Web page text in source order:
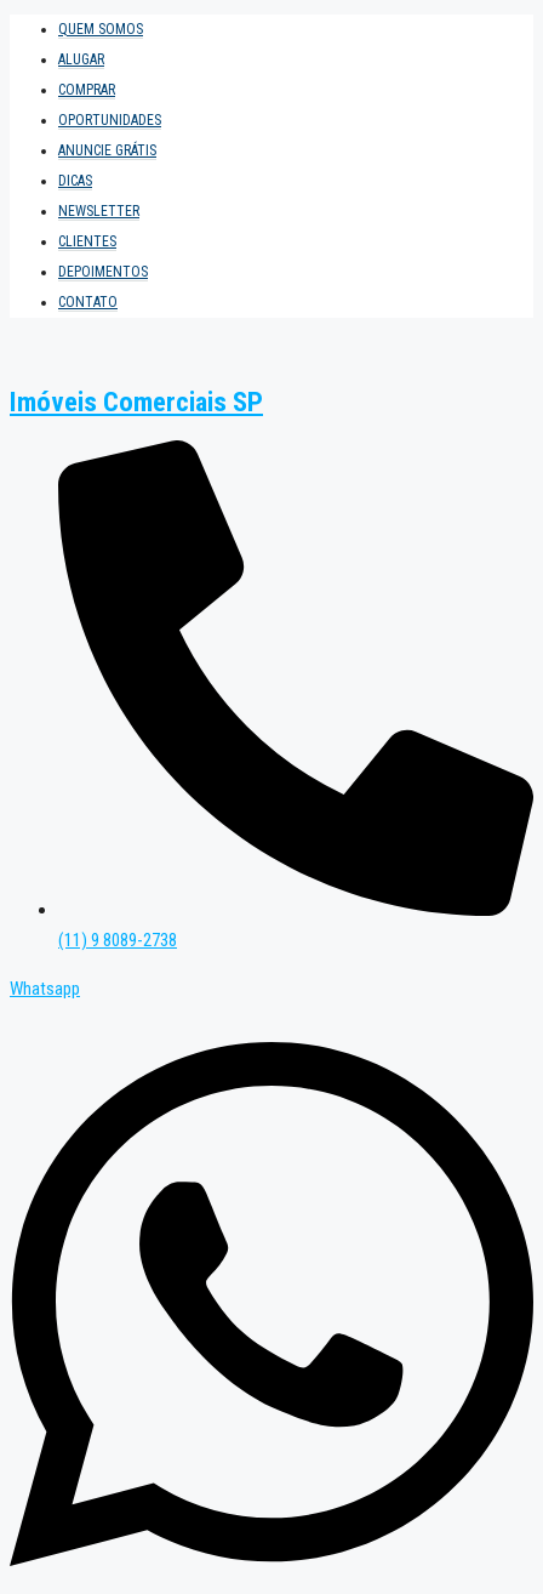
QUEM SOMOS
ALUGAR
COMPRAR
OPORTUNIDADES
ANUNCIE GRÁTIS
DICAS
NEWSLETTER
CLIENTES
DEPOIMENTOS
CONTATO
Imóveis Comerciais SP
(11) 9 8089-2738
Whatsapp